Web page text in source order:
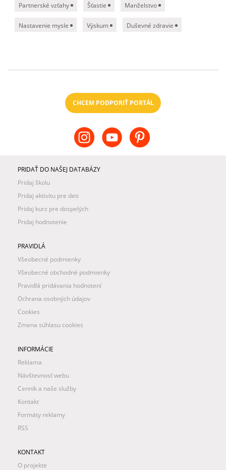
Partnerské vzťahy Šťastie Manželstvo
Nastavenie mysle Výskum Duševné zdravie
CHCEM PODPORIŤ PORTÁL
PRIDAŤ DO NAŠEJ DATABÁZY
Pridaj školu
Pridaj aktivitu pre deti
Pridaj kurz pre dospelých
Pridaj hodnotenie
PRAVIDLÁ
Všeobecné podmienky
Všeobecné obchodné podmienky
Pravidlá pridávania hodnotení
Ochrana osobných údajov
Cookies
Zmena súhlasu cookies
INFORMÁCIE
Reklama
Návštevnosť webu
Cenník a naše služby
Kontakt
Formáty reklamy
RSS
KONTAKT
O projekte